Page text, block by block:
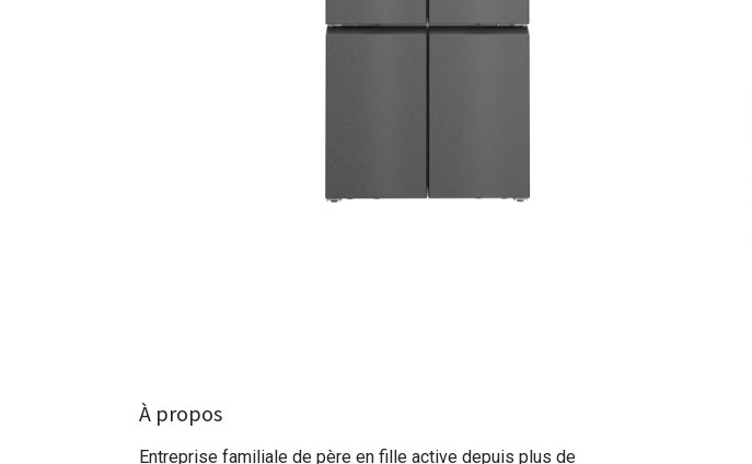
À propos
Entreprise familiale de père en fille active depuis plus de